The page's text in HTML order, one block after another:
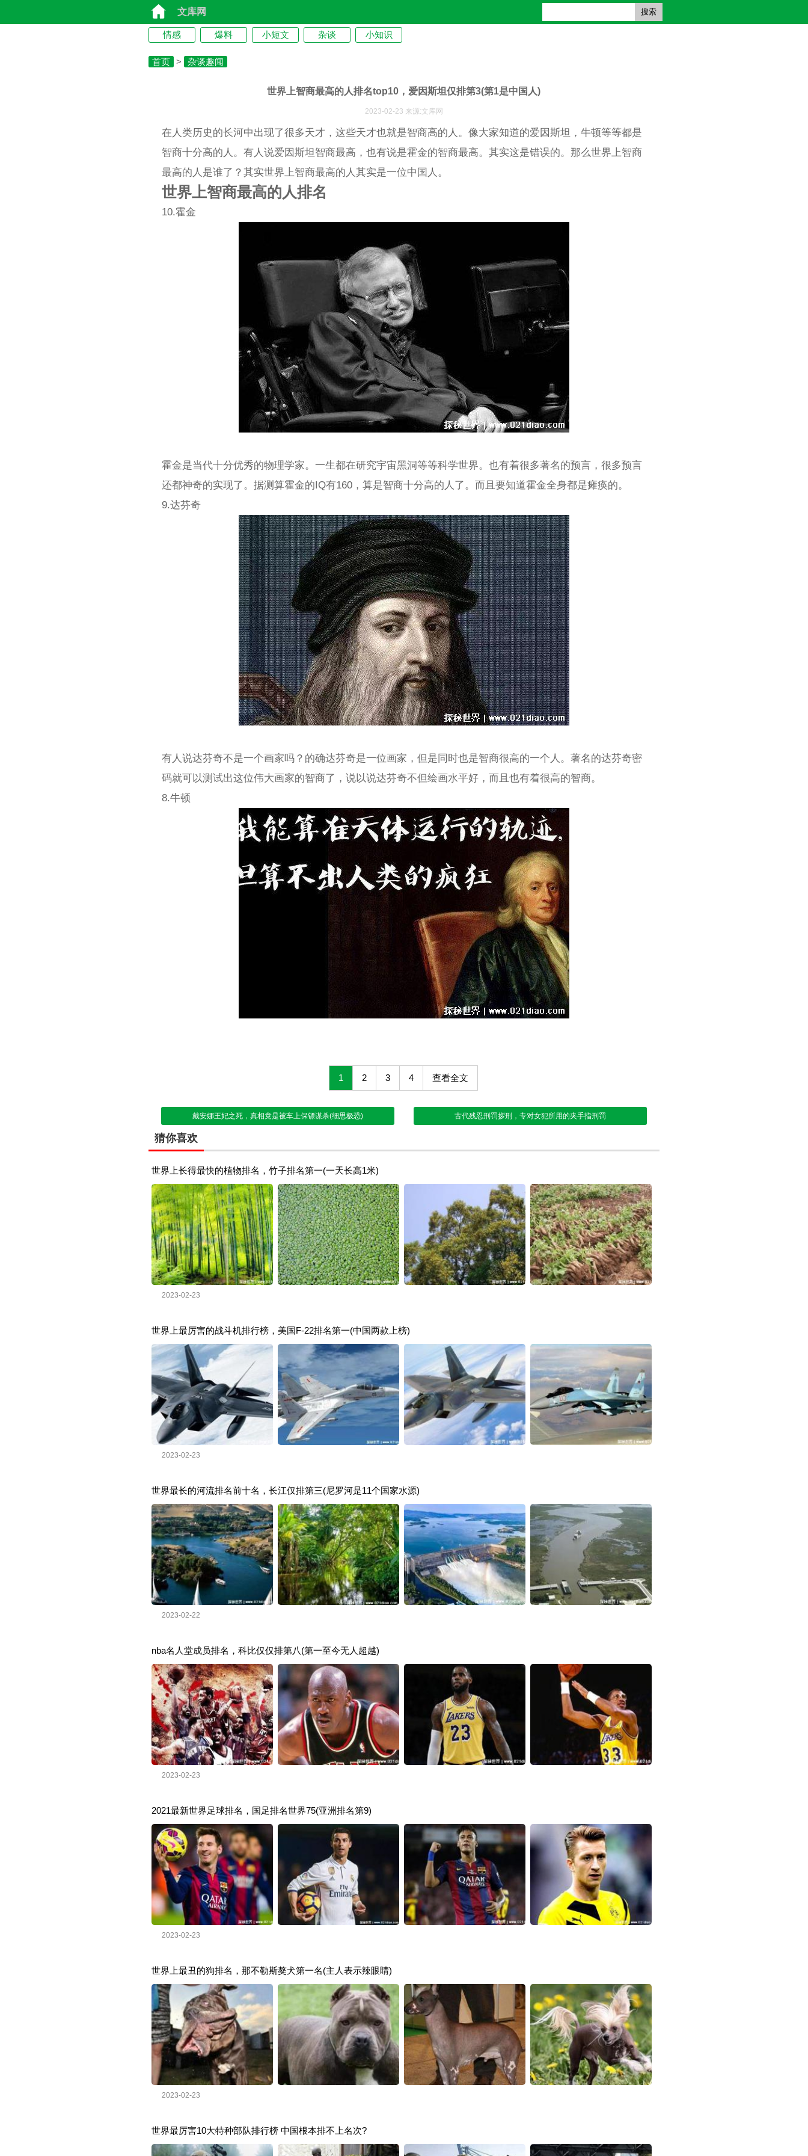
文库网 搜索
情感 爆料 小短文 杂谈 小知识
首页 > 杂谈趣闻
世界上智商最高的人排名top10，爱因斯坦仅排第3(第1是中国人)
2023-02-23 来源:文库网
在人类历史的长河中出现了很多天才，这些天才也就是智商高的人。像大家知道的爱因斯坦，牛顿等等都是
智商十分高的人。有人说爱因斯坦智商最高，也有说是霍金的智商最高。其实这是错误的。那么世界上智商
最高的人是谁了？其实世界上智商最高的人其实是一位中国人。
世界上智商最高的人排名
10.霍金
霍金是当代十分优秀的物理学家。一生都在研究宇宙黑洞等等科学世界。也有着很多著名的预言，很多预言
还都神奇的实现了。据测算霍金的IQ有160，算是智商十分高的人了。而且要知道霍金全身都是瘫痪的。
9.达芬奇
有人说达芬奇不是一个画家吗？的确达芬奇是一位画家，但是同时也是智商很高的一个人。著名的达芬奇密
码就可以测试出这位伟大画家的智商了，说以说达芬奇不但绘画水平好，而且也有着很高的智商。
8.牛顿
1 2 3 4 查看全文
戴安娜王妃之死，真相竟是被车上保镖谋杀(细思极恐) 古代残忍刑罚拶刑，专对女犯所用的夹手指刑罚
猜你喜欢
世界上长得最快的植物排名，竹子排名第一(一天长高1米)
2023-02-23
世界上最厉害的战斗机排行榜，美国F-22排名第一(中国两款上榜)
2023-02-23
世界最长的河流排名前十名，长江仅排第三(尼罗河是11个国家水源)
2023-02-22
nba名人堂成员排名，科比仅仅排第八(第一至今无人超越)
2023-02-23
2021最新世界足球排名，国足排名世界75(亚洲排名第9)
2023-02-23
世界上最丑的狗排名，那不勒斯獒犬第一名(主人表示辣眼睛)
2023-02-23
世界最厉害10大特种部队排行榜 中国根本排不上名次?